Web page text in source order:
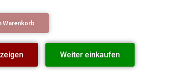
Warenkorb
Weiter einkaufen